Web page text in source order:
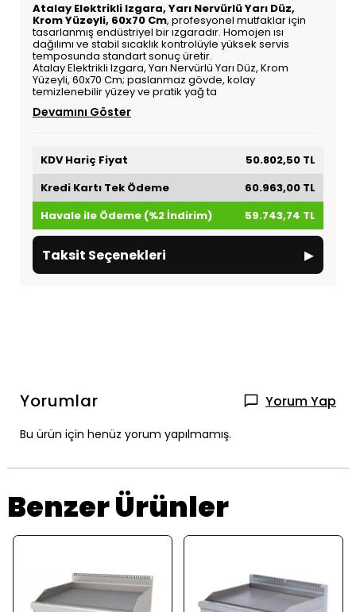
Atalay Elektrikli Izgara, Yarı Nervürlü Yarı Düz,
Krom Yüzeyli, 60x70 Cm, profesyonel mutfaklar için
tasarlanmış endüstriyel bir ızgaradır. Homojen ısı
dağılımı ve stabil sıcaklık kontrolüyle yüksek servis
temposunda standart sonuç üretir.
Atalay Elektrikli Izgara, Yarı Nervürlü Yarı Düz, Krom
Yüzeyli, 60x70 Cm; paslanmaz gövde, kolay
temizlenebilir yüzey ve pratik yağ ta
Devamını Göster
KDV Hariç Fiyat
50.802,50 TL
Kredi Kartı Tek Ödeme
60.963,00 TL
Havale ile Ödeme (%2 İndirim)
59.743,74 TL
Taksit Seçenekleri ▸
Yorumlar Yorum Yap
Bu ürün için henüz yorum yapılmamış.
Benzer Ürünler